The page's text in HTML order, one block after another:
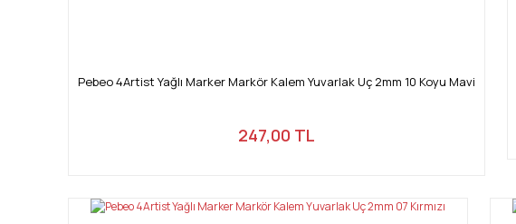
Pebeo 4Artist Yağlı Marker Markör Kalem Yuvarlak Uç 2mm 10 Koyu Mavi
247,00 TL